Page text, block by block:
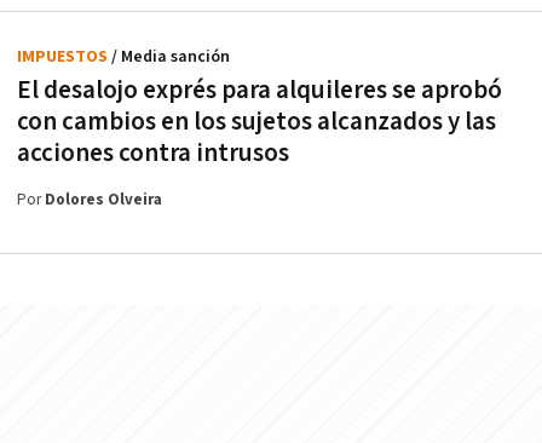
El desalojo exprés para alquileres se aprobó
con cambios en los sujetos alcanzados y las
acciones contra intrusos
IMPUESTOS / Media sanción
PorDolores Olveira